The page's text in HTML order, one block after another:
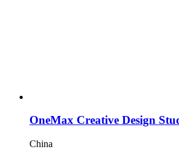
OneMax Creative Design
China